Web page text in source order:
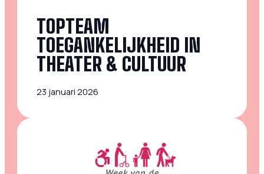
TOPTEAM
TOEGANKELIJKHEID IN
THEATER & CULTUUR
23 januari 2026